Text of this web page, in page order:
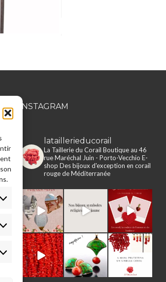
INSTAGRAM
lataillerieducorail
La Taillerie du Corail Boutique au 46
rue Maréchal Juin - Porto-Vecchio E-
shop Des bijoux d'exception en corail
rouge de Méditerranée